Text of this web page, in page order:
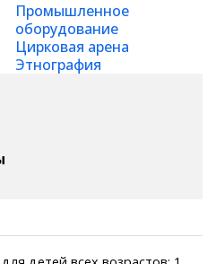
Промышленное
оборудование
Цирковая арена
Этнография